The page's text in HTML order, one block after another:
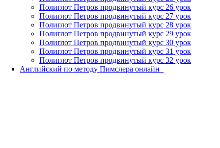
Полиглот Петров продвинутый курс 26 урок
Полиглот Петров продвинутый курс 27 урок
Полиглот Петров продвинутый курс 28 урок
Полиглот Петров продвинутый курс 29 урок
Полиглот Петров продвинутый курс 30 урок
Полиглот Петров продвинутый курс 31 урок
Полиглот Петров продвинутый курс 32 урок
Английский по методу Пимслера онлайн_